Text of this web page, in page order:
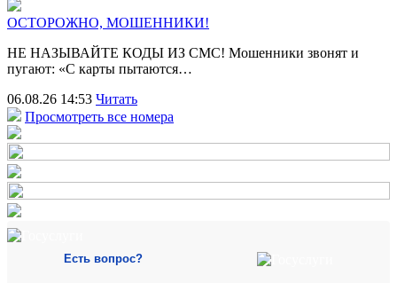
ОСТОРОЖНО, МОШЕННИКИ!
НЕ НАЗЫВАЙТЕ КОДЫ ИЗ СМС! Мошенники звонят и
пугают: «С карты пытаются…
06.08.26 14:53 Читать
Просмотреть все номера
Есть вопрос?